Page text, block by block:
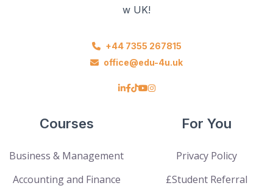
w UK!
+44 7355 267815
office@edu-4u.uk
Courses
Business & Management
Accounting and Finance
For You
Privacy Policy
£Student Referral